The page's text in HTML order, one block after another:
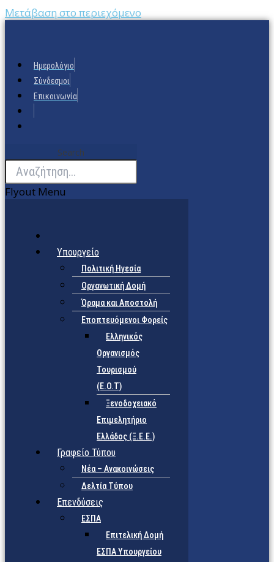
Μετάβαση στο περιεχόμενο
Ημερολόγιο
Σύνδεσμοι
Επικοινωνία
Search
Flyout Menu
Υπουργείο
Πολιτική Ηγεσία
Οργανωτική Δομή
Όραμα και Αποστολή
Εποπτευόμενοι Φορείς
Eλληνικός
Οργανισμός
Τουρισμού
(Ε.Ο.Τ)
Ξενοδοχειακό
Επιμελητήριο
Ελλάδος (Ξ.Ε.Ε.)
Γραφείο Τύπου
Νέα – Ανακοινώσεις
Δελτία Τύπου
Επενδύσεις
ΕΣΠΑ
Επιτελική Δομή
ΕΣΠΑ Υπουργείου